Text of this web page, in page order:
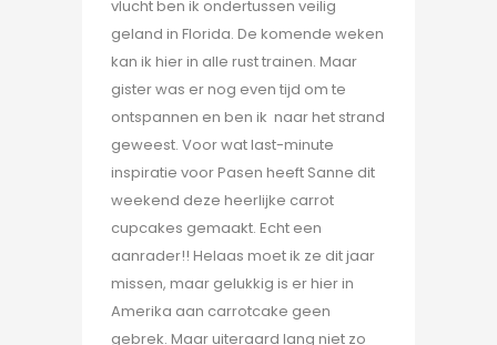
vlucht ben ik ondertussen veilig
geland in Florida. De komende weken
kan ik hier in alle rust trainen. Maar
gister was er nog even tijd om te
ontspannen en ben ik naar het strand
geweest. Voor wat last-minute
inspiratie voor Pasen heeft Sanne dit
weekend deze heerlijke carrot
cupcakes gemaakt. Echt een
aanrader!! Helaas moet ik ze dit jaar
missen, maar gelukkig is er hier in
Amerika aan carrotcake geen
gebrek. Maar uiteraard lang niet zo